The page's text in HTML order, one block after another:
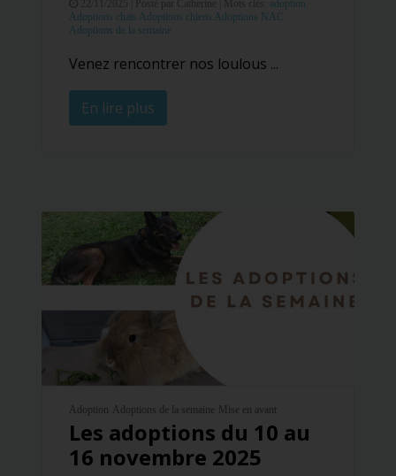
Posté par Catherine | Mots clés: adoption
Adoptions chats Adoptions chiens Adoptions NAC
Adoptions de la semaine
Venez rencontrer nos loulous ...
En lire plus
Adoption Adoptions de la semaine Mise en avant
Les adoptions du 10 au
16 novembre 2025